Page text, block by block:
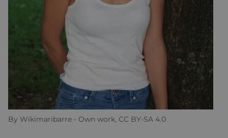
By Wikimaribarre - Own work, CC BY-SA 4.0